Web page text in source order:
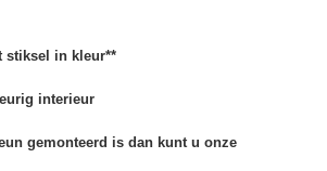
stiksel in kleur**
interieur
gemonteerd is dan kunt u onze